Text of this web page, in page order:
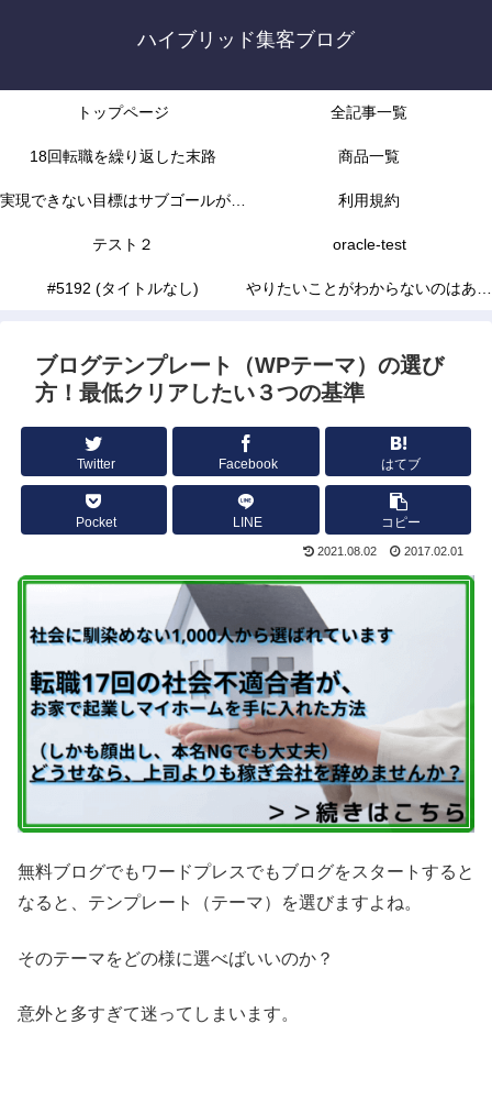
ハイブリッド集客ブログ
トップページ 全記事一覧
18回転職を繰り返した末路 商品一覧
実現できない目標はサブゴールがな
かったから
利用規約
テスト２ oracle-test
#5192 (タイトルなし) やりたいことがわからないのはあな
ブログテンプレート（WPテーマ）の選び
方！最低クリアしたい３つの基準
Twitter Facebook はてブ
Pocket LINE コピー
2021.08.02 2017.02.01
無料ブログでもワードプレスでもブログをスタートすると
なると、テンプレート（テーマ）を選びますよね。
そのテーマをどの様に選べばいいのか？
意外と多すぎて迷ってしまいます。